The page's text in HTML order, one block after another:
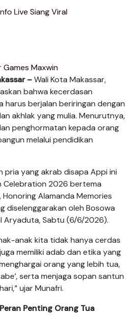
Live Siang Viral
Games Maxwin
–Wali Kota Makassar,
bahwa kecerdasan
harus berjalan beriringan dengan
akhlak yang mulia. Menurutnya,
penghormatan kepada orang
melalui pendidikan
pria yang akrab disapa Appi ini
Celebration 2026 bertema
Alamanda Memories
diselenggarakan oleh Bosowa
Aryaduta, Sabtu (6/6/2026).
anak kita tidak hanya cerdas
memiliki adab dan etika yang
orang yang lebih tua,
serta menjaga sopan santun
ujar Munafri.
Penting Orang Tua